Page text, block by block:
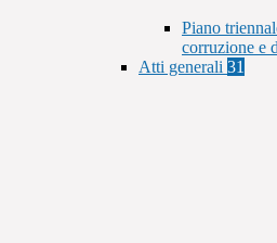
Piano
corruzione e
Atti generali 31